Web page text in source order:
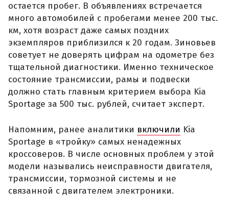
остается пробег. В объявлениях встречается
много автомобилей с пробегами менее 200 тыс.
км, хотя возраст даже самых поздних
экземпляров приблизился к 20 годам. Зиновьев
советует не доверять цифрам на одометре без
тщательной диагностики. Именно техническое
состояние трансмиссии, рамы и подвески
должно стать главным критерием выбора Kia
Sportage за 500 тыс. рублей, считает эксперт.
Напомним, ранее аналитики включили Kia
Sportage в «тройку» самых ненадежных
кроссоверов. В числе основных проблем у этой
модели назывались неисправности двигателя,
трансмиссии, тормозной системы и не
связанной с двигателем электроники.